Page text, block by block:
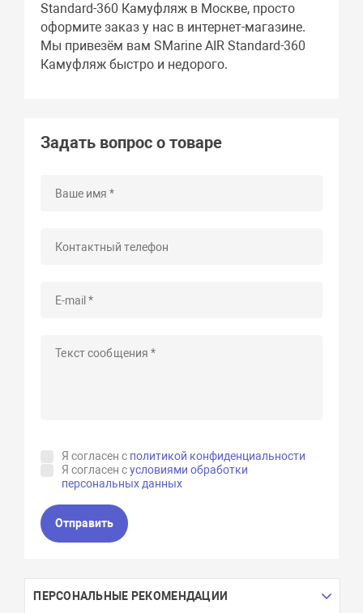
Standard-360 Камуфляж в Москве, просто
оформите заказ у нас в интернет-магазине.
Мы привезём вам SMarine AIR Standard-360
Камуфляж быстро и недорого.
Задать вопрос о товаре
Я согласен с политикой конфиденциальности
Я согласен сусловиями обработки
персональных данных
Отправить
ПЕРСОНАЛЬНЫЕ РЕКОМЕНДАЦИИ